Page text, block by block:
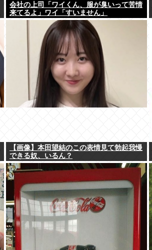
会社の上司「ワイくん、服が臭いって苦情
来てるよ」ワイ「すいません」
【画像】本田望結のこの表情見て勃起我慢
できる奴、いるん？